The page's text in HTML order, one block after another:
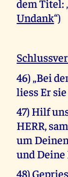
dem Titel:
Undank“)
46) „Bei
liess Er
47) Hilf
HERR,
um
und
48)